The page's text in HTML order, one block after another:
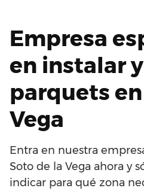
Empresa
en instalar
parquets
Vega
Entra en nuestra
Soto de la Vega ahora y
indicar para qué zona